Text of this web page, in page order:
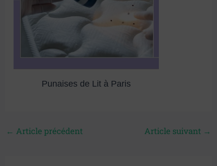
Punaises de Lit à Paris
← Article précédent Article suivant →